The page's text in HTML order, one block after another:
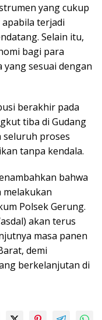
yang cukup
terjadi
Selain itu,
bagi para
sesuai dengan
berakhir pada
tiba di Gudang
seluruh proses
tanpa kendala.
bahwa
Polsek Gerung.
akan terus
masa panen
demi
berkelanjutan di